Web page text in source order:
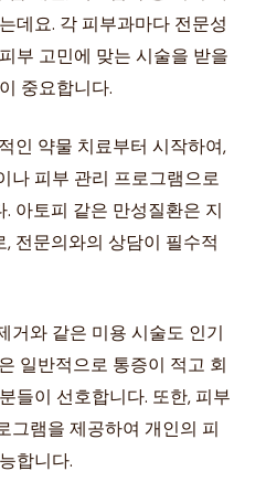
데요. 각 피부과마다 전문성
부 고민에 맞는 시술을 받을
중요합니다.
인 약물 치료부터 시작하여,
나 피부 관리 프로그램으로
아토피 같은 만성질환은 지
전문의와의 상담이 필수적
거와 같은 미용 시술도 인기
일반적으로 통증이 적고 회
들이 선호합니다. 또한, 피부
그램을 제공하여 개인의 피
합니다.